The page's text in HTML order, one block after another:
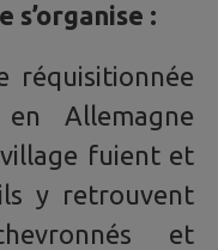
s’organise :
réquisitionnée
Allemagne
fuient et
y retrouvent
et